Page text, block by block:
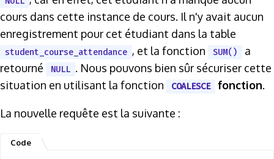
cours dans cette instance de cours. Il n'y avait aucun
enregistrement pour cet étudiant dans la table
student_course_attendance , et la fonction SUM()
a
retourné
NULL . Nous pouvons bien sûr sécuriser cette
situation en utilisant la fonction
COALESCE fonction.
La nouvelle requête est la suivante :